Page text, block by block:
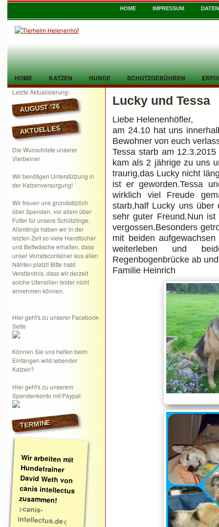
HOME IMPRESSUM
HOME KATZEN HUNDE SCHUTZGEBÜHREN
TIER GEFUNDEN KONTAKT
Letzte Aktualisierung:
AUGUST ’26
AKTUELLES
Die Wunschliste unserer
Vierbeiner
Wir benötigen Unterstützung in
der Katzenversorgung!
Wir freuen uns grundsätzlich
über Spenden, vor allem über
Futter für unsere Schützlinge.
Allerdings haben wir in der
letzten Zeit so viele Handtücher
und Bettwäsche erhalten, dass
unser Vorratscontainer aus allen
Nähten platzt! Bitte habt
Verständnis, dass wir derzeit
solche Utensilien leider nicht
annehmen können.
Hier geht's zu unserer Facebook-
Seite
Können Sie uns helfen beim
Einfangen wild lebender
Katzen?
Hier geht's zu unserem
Spendenkonto mit Paypal:
TERMINE
Wir arbeiten mit
Hundetrainer
David Weth von
canis intellectus
zusammen!
>canis-
intellectus.de<
Lucky und Tessa
Liebe Helenenhöfler,
am 24.10 hat uns
Bewohner von euch
Tessa starb am
kam als 2 jährige zu uns
traurig,das Lucky nicht
ist er geworden.Tessa
wirklich viel Freude
starb,half Lucky uns
sehr guter Freund.Nun
vergossen.Besonders
mit beiden
weiterleben und
Regenbogenbrücke ab
Familie Heinrich